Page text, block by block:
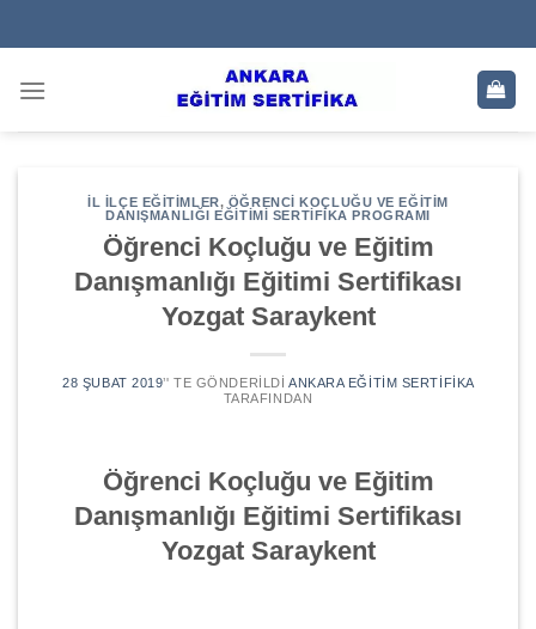
to
İL İLÇE EĞITIMLER, ÖĞRENCI KOÇLUĞU VE EĞITIM
DANIŞMANLIĞI EĞITIMI SERTIFIKA PROGRAMI
Öğrenci Koçluğu ve Eğitim
Danışmanlığı Eğitimi Sertifikası
Yozgat Saraykent
28 ŞUBAT 2019’' TE GÖNDERILDI ANKARA EĞITIM SERTIFIKA
TARAFINDAN
Öğrenci Koçluğu ve Eğitim
Danışmanlığı Eğitimi Sertifikası
Yozgat Saraykent